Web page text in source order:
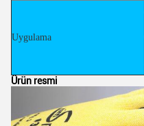
Uygulama
Ürün resmi